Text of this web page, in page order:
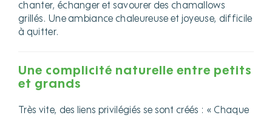
chanter, échanger et savourer des chamallows
grillés. Une ambiance chaleureuse et joyeuse, difficile
à quitter.
Une complicité naturelle entre petits
et grands
Très vite, des liens privilégiés se sont créés : « Chaque